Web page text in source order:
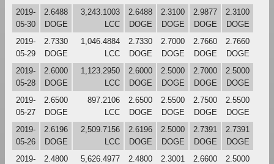
2019-
05-30
2.6488
DOGE
3,243.1003
LCC
2.6488
DOGE
2.3100
DOGE
2.9877
DOGE
2.3100
DOGE
2019-
05-29
2.7330
DOGE
1,046.4884
LCC
2.7330
DOGE
2.7000
DOGE
2.7660
DOGE
2.7660
DOGE
2019-
05-28
2.6000
DOGE
1,123.2950
LCC
2.6000
DOGE
2.5000
DOGE
2.7000
DOGE
2.5000
DOGE
2019-
05-27
2.6500
DOGE
897.2106
LCC
2.6500
DOGE
2.5500
DOGE
2.7500
DOGE
2.5500
DOGE
2019-
05-26
2.6196
DOGE
2,509.7156
LCC
2.6196
DOGE
2.5000
DOGE
2.7391
DOGE
2.7391
DOGE
2019-
2.4800
5,626.4977
2.4800
2.3001
2.6600
2.5000